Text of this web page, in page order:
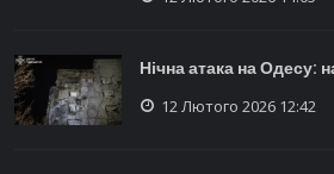
Нічна атака на Одесу:
12 Лютого 2026 12:42